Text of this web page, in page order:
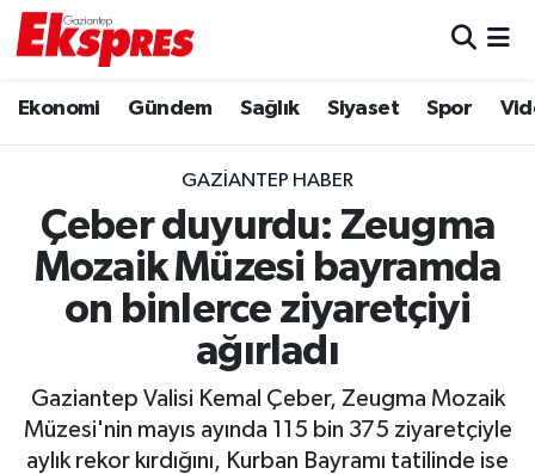
Ekonomi Gündem Sağlık Siyaset Spor
GAZIANTEP HABER
Çeber duyurdu: Zeugma
Mozaik Müzesi bayramda
on binlerce ziyaretçiyi
ağırladı
Gaziantep Valisi Kemal Çeber, Zeugma Mozaik
Müzesi'nin mayıs ayında 115 bin 375 ziyaretçiyle
aylık rekor kırdığını, Kurban Bayramı tatilinde ise
Ekonomi
Gaziantep son dakika
Genel
Haberler
Kültür Sanat
Trafik Durumu
Puan Durumu ve Fikstür
Tüm Manşetler
Son Dakika Haberleri
Haber Arşivi